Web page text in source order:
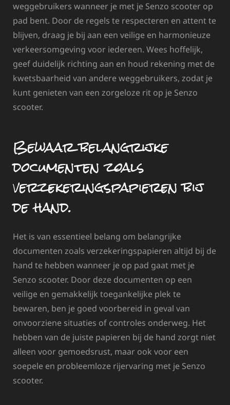
weggebruikers wanneer je met je Senzo scooter op
pad bent. Door de regels te respecteren en attent te
blijven, draag je bij aan een veilige en harmonieuze
verkeersomgeving voor iedereen. Wees hoffelijk,
geef duidelijk richting aan en houd rekening met de
kwetsbaarheid van andere weggebruikers, zodat je
kunt genieten van een zorgeloze rit op je Senzo
scooter.
Bewaar belangrijke
documenten zoals
verzekeringspapieren bij
de hand.
Het is van essentieel belang om belangrijke
documenten zoals verzekeringspapieren altijd bij de
hand te hebben wanneer je op pad gaat met je
Senzo scooter. Door deze documenten op een
veilige en gemakkelijk toegankelijke plek te
bewaren, ben je goed voorbereid in geval van
onvoorziene situaties of controles onderweg. Het
hebben van de juiste papieren bij de hand zorgt niet
alleen voor gemoedsrust, maar ook voor een
soepele en probleemloze rijervaring met je Senzo
scooter.